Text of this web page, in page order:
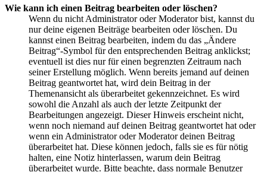
Wie kann ich einen Beitrag bearbeiten oder löschen?
Wenn du nicht Administrator oder Moderator bist, kannst du
nur deine eigenen Beiträge bearbeiten oder löschen. Du
kannst einen Beitrag bearbeiten, indem du das „Ändere
Beitrag“-Symbol für den entsprechenden Beitrag anklickst;
eventuell ist dies nur für einen begrenzten Zeitraum nach
seiner Erstellung möglich. Wenn bereits jemand auf deinen
Beitrag geantwortet hat, wird dein Beitrag in der
Themenansicht als überarbeitet gekennzeichnet. Es wird
sowohl die Anzahl als auch der letzte Zeitpunkt der
Bearbeitungen angezeigt. Dieser Hinweis erscheint nicht,
wenn noch niemand auf deinen Beitrag geantwortet hat oder
wenn ein Administrator oder Moderator deinen Beitrag
überarbeitet hat. Diese können jedoch, falls sie es für nötig
halten, eine Notiz hinterlassen, warum dein Beitrag
überarbeitet wurde. Bitte beachte, dass normale Benutzer